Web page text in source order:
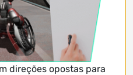
direções opostas para